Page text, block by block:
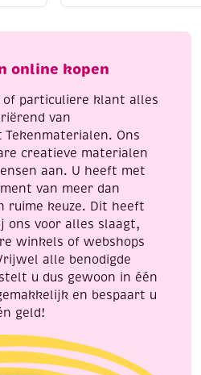
mix
online kopen
of particuliere klant alles
van
Ons
creatieve materialen
aan. U heeft met
van meer dan
ruime keuze. Dit heeft
ons voor alles slaagt,
winkels of webshops
alle benodigde
u dus gewoon in één
en bespaart u
geld!